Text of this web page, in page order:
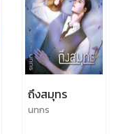
ถึงสมุทร
นทกร